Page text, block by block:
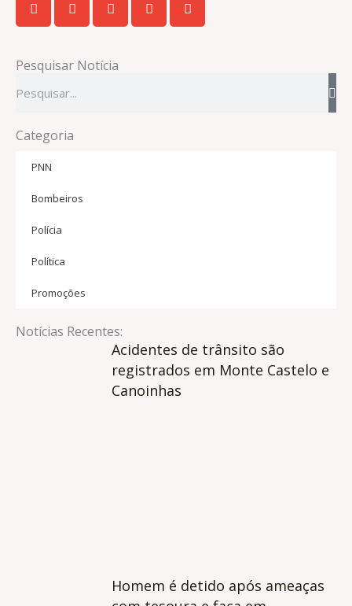
Pesquisar Notícia
Categoria
PNN
Bombeiros
Polícia
Política
Promoções
Notícias Recentes:
Acidentes de trânsito são
registrados em Monte Castelo e
Canoinhas
Homem é detido após ameaças